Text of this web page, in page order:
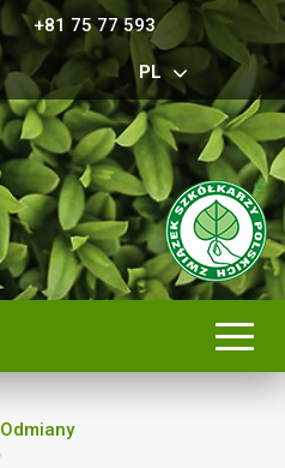
+81 75 77 593
PL
Odmiany